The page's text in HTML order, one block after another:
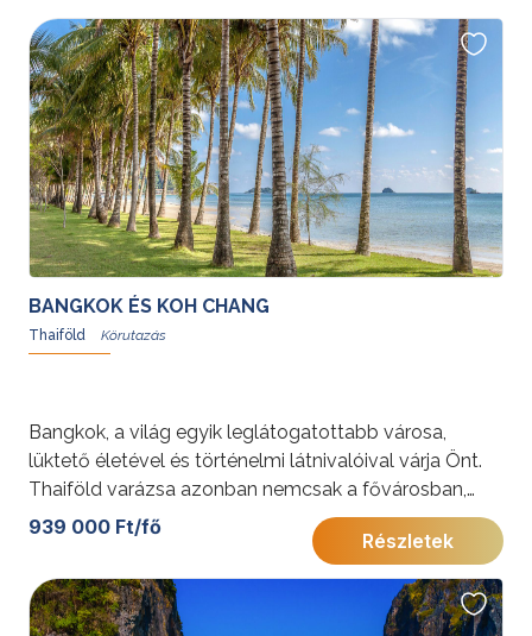
BANGKOK ÉS KOH CHANG
Thaiföld
Bangkok, a világ egyik leglátogatottabb városa,
lüktető életével és történelmi látnivalóival várja Önt.
Thaiföld varázsa azonban nemcsak a fővárosban,
hanem szigeteinek érintetlen természeti
szépségeiben is megelevenedik – Ko Chang fehér
homokos partjai és trópusi dzsungele felejthetetlen
élményt nyújtanak.
939 000 Ft/fő
Részletek